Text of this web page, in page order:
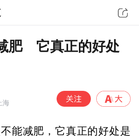
肥 它真正的好处
海
能减肥，它真正的好处是